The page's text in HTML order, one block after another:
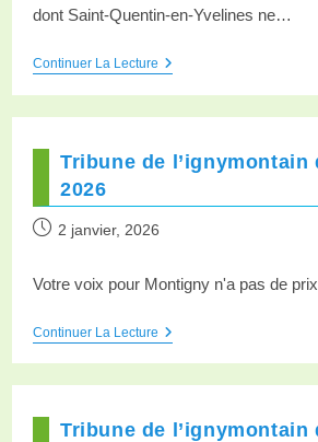
dont Saint-Quentin-en-Yvelines ne…
Continuer La Lecture
Tribune de l’ignymontain
2026
2 janvier, 2026
Votre voix pour Montigny n'a pas de prix
Continuer La Lecture
Tribune de l’ignymontain